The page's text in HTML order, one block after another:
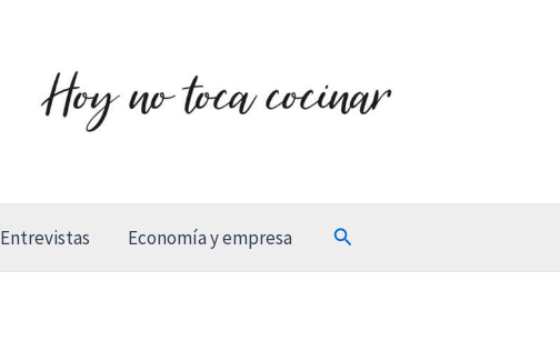
Entrevistas Economía y empresa Buscar